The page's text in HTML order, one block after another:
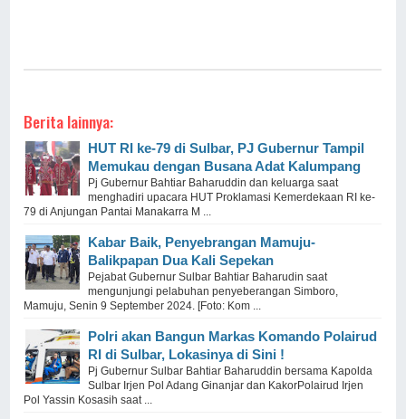
Berita lainnya:
HUT RI ke-79 di Sulbar, PJ Gubernur Tampil
Memukau dengan Busana Adat Kalumpang
Pj Gubernur Bahtiar Baharuddin dan keluarga saat
menghadiri upacara HUT Proklamasi Kemerdekaan RI ke-
79 di Anjungan Pantai Manakarra M ...
Kabar Baik, Penyebrangan Mamuju-
Balikpapan Dua Kali Sepekan
Pejabat Gubernur Sulbar Bahtiar Baharudin saat
mengunjungi pelabuhan penyeberangan Simboro,
Mamuju, Senin 9 September 2024. [Foto: Kom ...
Polri akan Bangun Markas Komando Polairud
RI di Sulbar, Lokasinya di Sini !
Pj Gubernur Sulbar Bahtiar Baharuddin bersama Kapolda
Sulbar Irjen Pol Adang Ginanjar dan KakorPolairud Irjen
Pol Yassin Kosasih saat ...